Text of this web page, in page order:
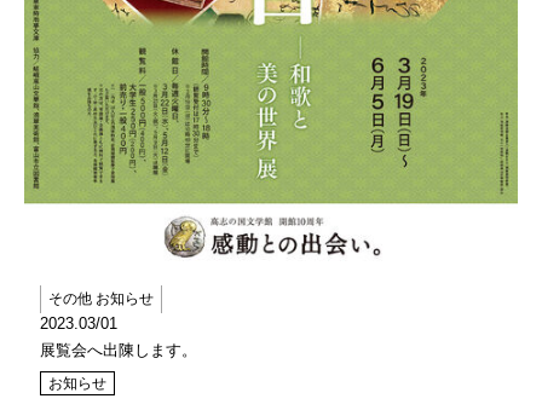
その他 お知らせ
2023.03/01
展覧会へ出陳します。
お知らせ